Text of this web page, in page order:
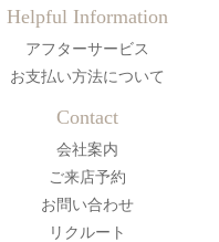
Helpful Information
アフターサービス
お支払い方法について
Contact
会社案内
ご来店予約
お問い合わせ
リクルート